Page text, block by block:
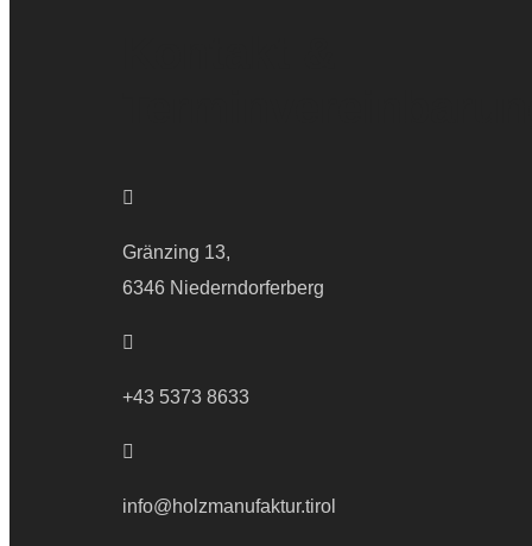
Gränzing 13,
6346 Niederndorferberg
+43 5373 8633
info@holzmanufaktur.tirol